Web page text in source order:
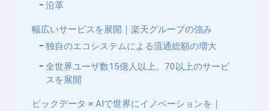
沿革
幅広いサービスを展開｜楽天グループの強み
独自のエコシステムによる流通総額の増大
全世界ユーザ数15億人以上、70以上のサービ
スを展開
ビックデータ × AIで世界にイノベーションを｜